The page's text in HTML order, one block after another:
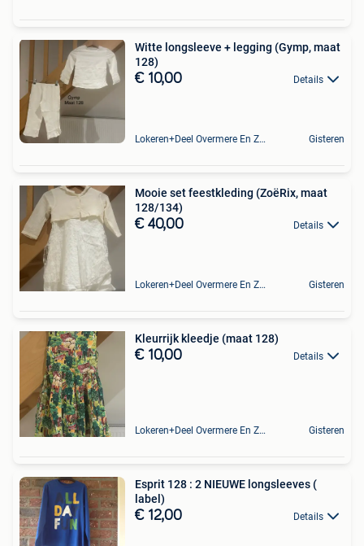
Witte longsleeve + legging (Gymp, maat
128)
€ 10,00 Details
Lokeren+Deel Overmere En Zele Gisteren
Mooie set feestkleding (ZoëRix, maat
128/134)
€ 40,00 Details
Lokeren+Deel Overmere En Zele Gisteren
Kleurrijk kleedje (maat 128)
€ 10,00 Details
Lokeren+Deel Overmere En Zele Gisteren
Esprit 128 : 2 NIEUWE longsleeves (
label)
€ 12,00 Details